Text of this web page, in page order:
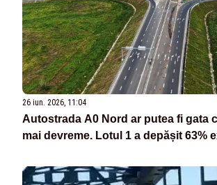
26 iun. 2026, 11:04
Autostrada A0 Nord ar putea fi gata
mai devreme. Lotul 1 a depășit 63%